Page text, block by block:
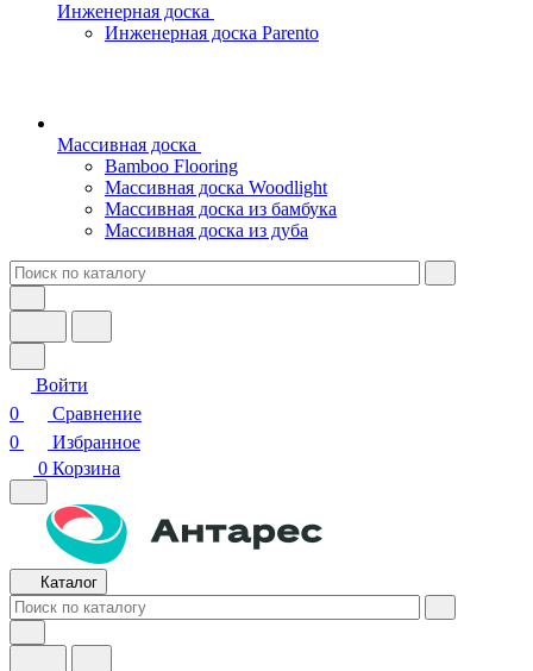
Инженерная доска
Инженерная доска Parento
Массивная доска
Bamboo Flooring
Массивная доска Woodlight
Массивная доска из бамбука
Массивная доска из дуба
Войти
0
Сравнение
0
Избранное
0 Корзина
Каталог